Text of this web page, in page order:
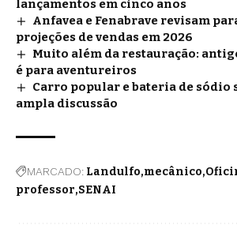
lançamentos em cinco anos
Anfavea e Fenabrave revisam
projeções de vendas em 2026
Muito além da restauração:
é para aventureiros
Carro popular e bateria de sódio
ampla discussão
MARCADO: Landulfo mecânico
professor SENAI